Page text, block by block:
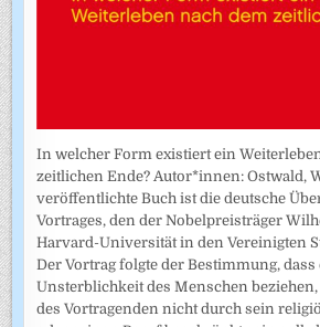
In welcher Form existiert ein
zeitlichen Ende? Autor*innen: Ostwald,
veröffentlichte Buch ist die deutsche
Vortrages, den der Nobelpreisträger
Harvard-Universität in den Vereinigten
Der Vortrag folgte der Bestimmung, dass
Unsterblichkeit des Menschen beziehen,
des Vortragenden nicht durch sein